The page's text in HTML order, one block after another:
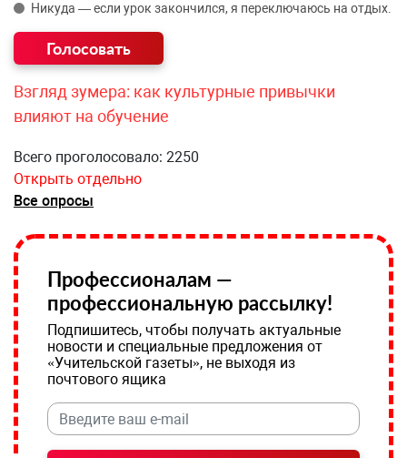
Никуда — если урок закончился, я переключаюсь на отдых.
Взгляд зумера: как культурные привычки
влияют на обучение
Всего проголосовало: 2250
Открыть отдельно
Все опросы
Профессионалам —
профессиональную рассылку!
Подпишитесь, чтобы получать актуальные
новости и специальные предложения от
«Учительской газеты», не выходя из
почтового ящика